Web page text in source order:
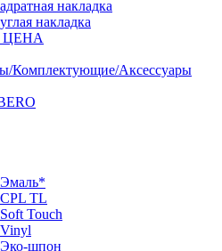
накладка
накладка
ЦЕНА
Комплектующие/Аксессуары
TL
Touch
шпон